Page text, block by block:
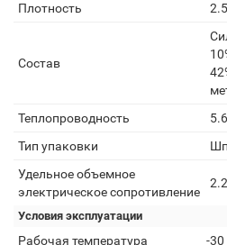
Плотность
Состав
Теплопроводность
Тип упаковки
Удельное объемное
электрическое сопротивление
Условия эксплуатации
Рабочая температура -30